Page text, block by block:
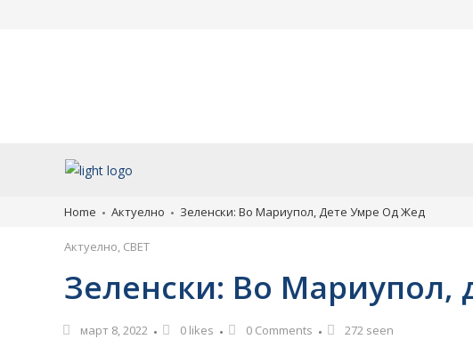
Home Актуелно Зеленски: Во Мариупол, Дете Умре Од Жед
Актуелно, СВЕТ
Зеленски: Во Мариупол,
март 8, 2022 0 likes 0 Comments 272 seen